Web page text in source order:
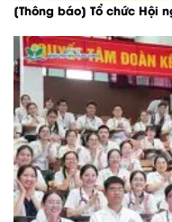
[Thông báo] Tổ chức Hội